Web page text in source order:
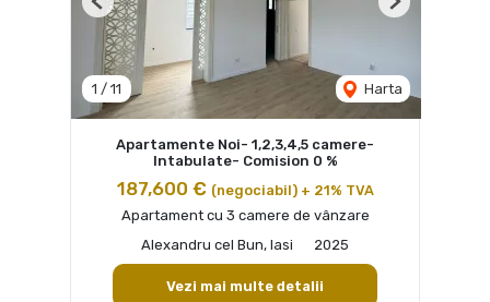
1 / 11 Harta
Previous Next
Apartamente Noi- 1,2,3,4,5 camere-
Intabulate- Comision 0 %
187,600 € (negociabil) + 21% TVA
Apartament cu 3 camere de vânzare
Alexandru cel Bun, Iasi
2025
Vezi mai multe detalii